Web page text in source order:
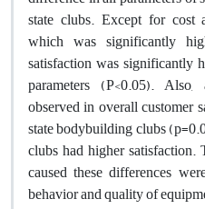
state clubs. Except for cost
which was significantly
satisfaction was significantly
parameters (P<0.05).
observed in overall customer
state bodybuilding clubs
clubs had higher
caused these differences
behavior and quality of